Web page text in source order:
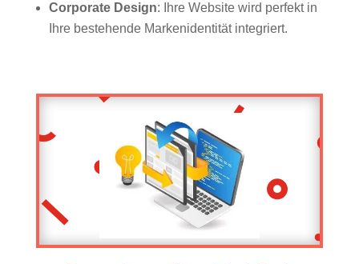
Corporate Design: Ihre Website wird perfekt in
Ihre bestehende Markenidentität integriert.